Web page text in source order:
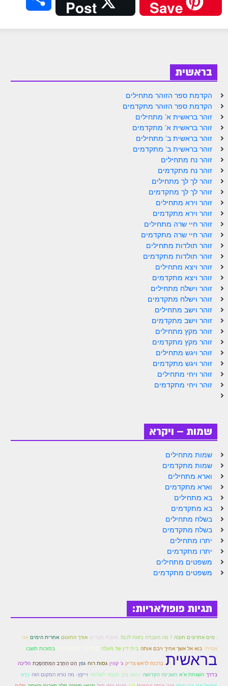
Save
Post
בראשית
הקדמת ספר הזוהר מתחילים
הקדמת ספר הזוהר מתקדמים
זוהר בראשית א' מתחילים
זוהר בראשית א' מתקדמים
זוהר בראשית ב' מתחילים
זוהר בראשית ב' מתקדמים
זוהר נח מתחילים
זוהר נח מתקדמים
זוהר לך לך מתחילים
זוהר לך לך מתקדמים
זוהר וירא מתחילים
זוהר וירא מתקדמים
זוהר חיי שרה מתחילים
זוהר חיי שרה מתקדמים
זוהר תולדות מתחילים
זוהר תולדות מתקדמים
זוהר ויצא מתחילים
זוהר ויצא מתקדמים
זוהר וישלח מתחילים
זוהר וישלח מתקדמים
זוהר וישב מתחילים
זוהר וישב מתקדמים
זוהר מקץ מתחילים
זוהר מקץ מתקדמים
זוהר ויגש מתחילים
זוהר ויגש מתקדמים
זוהר ויחי מתחילים
זוהר ויחי מתקדמים
שמות – ויקרא
שמות מתחילים
שמות מתקדמים
וארא מתחילים
וארא מתקדמים
בא מתחילים
בא מתקדמים
בשלח מתחילים
בשלח מתקדמים
יתרו מתחילים
יתרו מתקדמים
משפטים מתחילים
משפטים מתקדמים
תגיות פופולאריות:
: מים אחרונים חובה ? מה העבדה בזאת לכם? אהבת חברים אורך החוטם אחרית הימים אני
אמיתי בוא אל אשך אחיך ויבם אותה בית דין של מעלה בסוכות תשבו
בראשית ברכות לראש צדיק ג' קווין גסות רוח גפן הַט הַחֶרֶב הַמִּתְהַפֶּכֶת הליכה
בדרך השגחת א"א השכינה הקדושה וַיהוָה נָתַן חָכְמָה לִשְׁלֹמֹה וייקץ- מה נורא המקום הזה וַיַּרְא